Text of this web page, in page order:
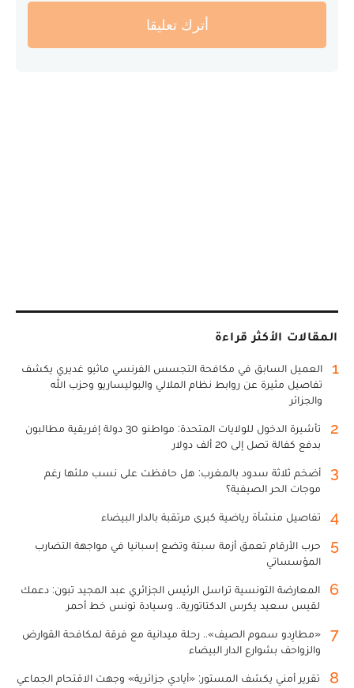
أترك تعليقا
المقالات الأكثر قراءة
1
العميل السابق في مكافحة التجسس الفرنسي ماثيو غديري يكشف
تفاصيل مثيرة عن روابط نظام الملالي والبوليساريو وحزب الله
والجزائر
2
تأشيرة الدخول للولايات المتحدة: مواطنو 30 دولة إفريقية مطالبون
بدفع كفالة تصل إلى 20 ألف دولار
3
أضخم ثلاثة سدود بالمغرب: هل حافظت على نسب ملئها رغم
موجات الحر الصيفية؟
4 تفاصيل منشأة رياضية كبرى مرتقبة بالدار البيضاء
5
حرب الأرقام تعمق أزمة سبتة وتضع إسبانيا في مواجهة التضارب
المؤسساتي
6
المعارضة التونسية تراسل الرئيس الجزائري عبد المجيد تبون: دعمك
لقيس سعيد يكرس الدكتاتورية.. وسيادة تونس خط أحمر
7
«مطارِدو سموم الصيف».. رحلة ميدانية مع فرقة لمكافحة القوارض
والزواحف بشوارع الدار البيضاء
8
تقرير أمني يكشف المستور: «أيادي جزائرية» وجهت الاقتحام الجماعي